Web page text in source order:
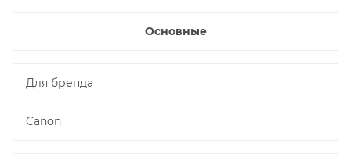
Основные
Для бренда
Canon